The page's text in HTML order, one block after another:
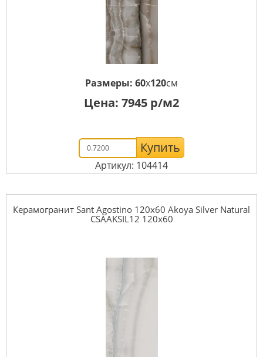
Размеры: 60x120см
Цена: 7945 р/м2
Купить
Артикул: 104414
Керамогранит Sant Agostino 120x60 Akoya Silver Natural
CSAAKSIL12 120x60